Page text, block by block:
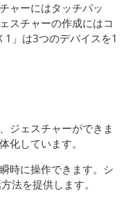
ャーにはタッチパッ
スチャーの作成にはコ
1」は3つのデバイスを1
ジェスチャーができま
化しています。
時に操作できます。シ
法を提供します。